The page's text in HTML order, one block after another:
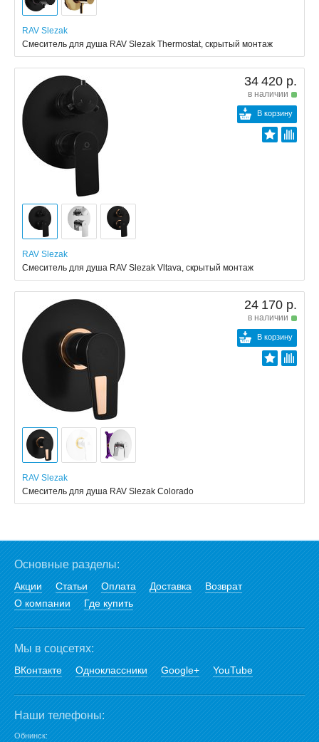
RAV Slezak
Смеситель для душа RAV Slezak Thermostat, скрытый монтаж
34 420 р.
в наличии
В корзину
RAV Slezak
Смеситель для душа RAV Slezak Vltava, скрытый монтаж
24 170 р.
в наличии
В корзину
RAV Slezak
Смеситель для душа RAV Slezak Colorado
Основные разделы:
Акции Статьи Оплата Доставка
Возврат
О компании
Где купить
Мы в соцсетях:
ВКонтакте Одноклассники Google+ YouTube
Наши телефоны:
Обнинск: